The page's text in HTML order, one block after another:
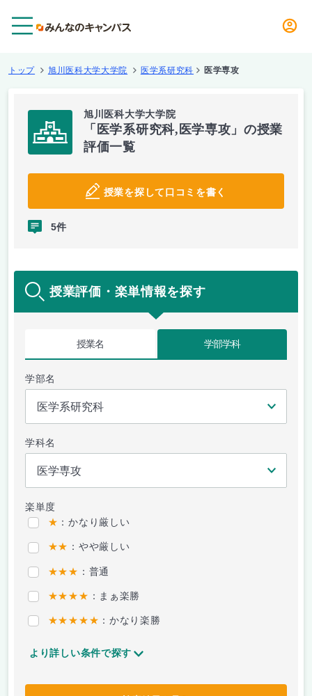
トップ 旭川医科大学大学院 医学系研究科 医学専攻
旭川医科大学大学院
「医学系研究科,医学専攻」の授業
評価一覧
授業を探して口コミを書く
5件
授業評価・楽単情報を探す
授業名 学部学科
学部名
学科名
楽単度
★ ：かなり厳しい
★★ ：やや厳しい
★★★ ：普通
★★★★ ：まぁ楽勝
★★★★★ ：かなり楽勝
より詳しい条件で探す